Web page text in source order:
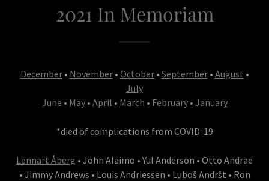
2021 In Memoriam
December• November• October• September• August •
July
June • May• April • March • February• January
*died of complications from COVID-19
Lennart Åberg • John Alaimo • Yul Anderson • Otto Andrae
• Jimmy Andrews • Louis Andriessen • Luboš Andršt • Ron